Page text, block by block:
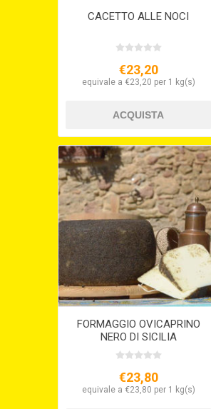
CACETTO ALLE NOCI
€23,20
equivale a €23,20 per 1 kg(s)
FORMAGGIO OVICAPRINO
NERO DI SICILIA
€23,80
equivale a €23,80 per 1 kg(s)